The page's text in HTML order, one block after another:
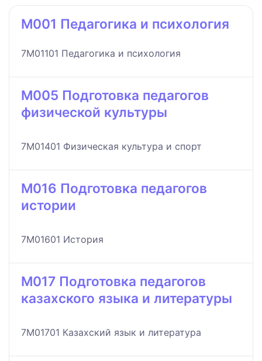
M001 Педагогика и психология
7M01101 Педагогика и психология
M005 Подготовка педагогов
физической культуры
7M01401 Физическая культура и спорт
M016 Подготовка педагогов
истории
7M01601 История
M017 Подготовка педагогов
казахского языка и литературы
7M01701 Казахский язык и литература